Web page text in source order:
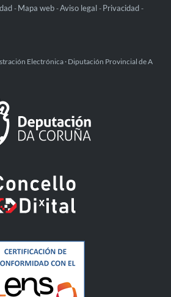
- Mapa web -Aviso legal - Privacidad -
Electrónica · Diputación Provincial de A